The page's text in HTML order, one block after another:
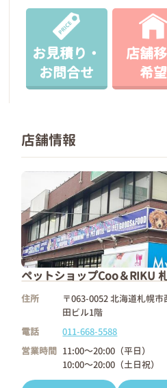
お見積り・
お問合せ
店舗
希望
店舗情報
ペットショップCoo＆RIKU
住所
〒063-0052 北海道札幌
田ビル1階
電話
011-668-5588
営業時間 11:00～20:00（平日）
10:00～20:00（土日祝）